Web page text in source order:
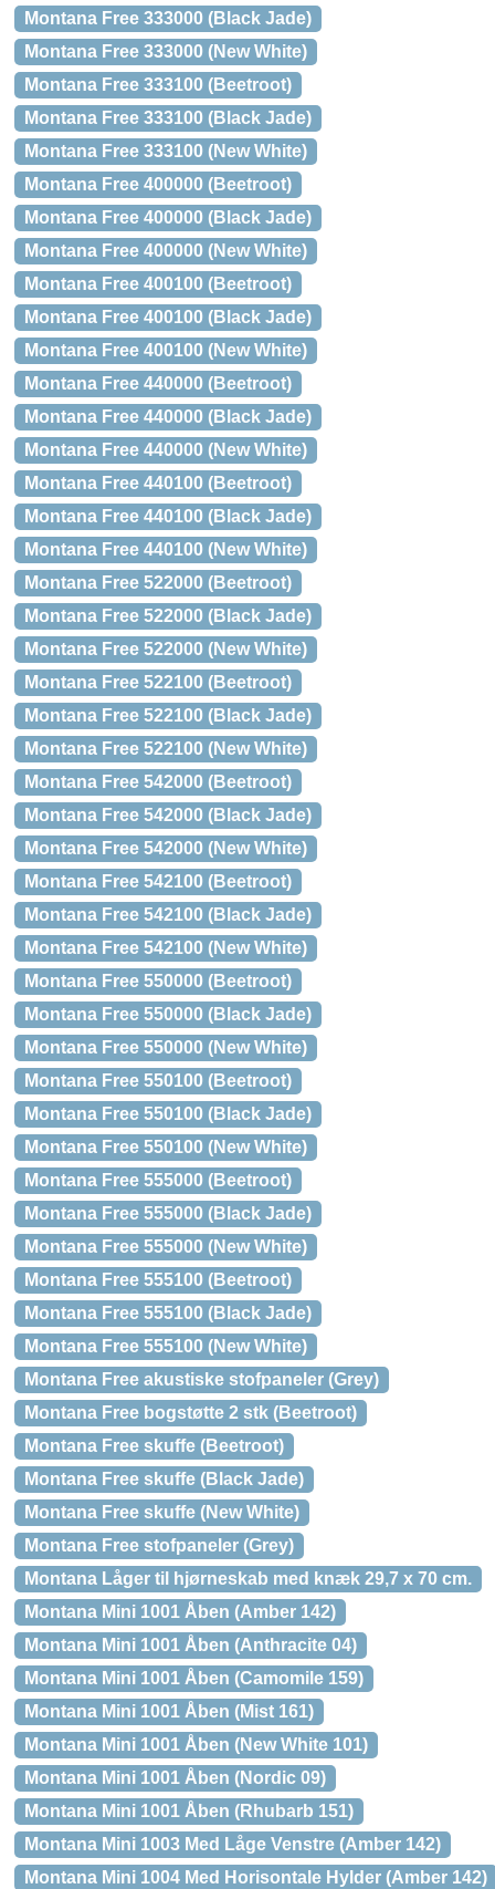
Montana Free 333000 (Black Jade)
Montana Free 333000 (New White)
Montana Free 333100 (Beetroot)
Montana Free 333100 (Black Jade)
Montana Free 333100 (New White)
Montana Free 400000 (Beetroot)
Montana Free 400000 (Black Jade)
Montana Free 400000 (New White)
Montana Free 400100 (Beetroot)
Montana Free 400100 (Black Jade)
Montana Free 400100 (New White)
Montana Free 440000 (Beetroot)
Montana Free 440000 (Black Jade)
Montana Free 440000 (New White)
Montana Free 440100 (Beetroot)
Montana Free 440100 (Black Jade)
Montana Free 440100 (New White)
Montana Free 522000 (Beetroot)
Montana Free 522000 (Black Jade)
Montana Free 522000 (New White)
Montana Free 522100 (Beetroot)
Montana Free 522100 (Black Jade)
Montana Free 522100 (New White)
Montana Free 542000 (Beetroot)
Montana Free 542000 (Black Jade)
Montana Free 542000 (New White)
Montana Free 542100 (Beetroot)
Montana Free 542100 (Black Jade)
Montana Free 542100 (New White)
Montana Free 550000 (Beetroot)
Montana Free 550000 (Black Jade)
Montana Free 550000 (New White)
Montana Free 550100 (Beetroot)
Montana Free 550100 (Black Jade)
Montana Free 550100 (New White)
Montana Free 555000 (Beetroot)
Montana Free 555000 (Black Jade)
Montana Free 555000 (New White)
Montana Free 555100 (Beetroot)
Montana Free 555100 (Black Jade)
Montana Free 555100 (New White)
Montana Free akustiske stofpaneler (Grey)
Montana Free bogstøtte 2 stk (Beetroot)
Montana Free skuffe (Beetroot)
Montana Free skuffe (Black Jade)
Montana Free skuffe (New White)
Montana Free stofpaneler (Grey)
Montana Låger til hjørneskab med knæk 29,7 x 70 cm.
Montana Mini 1001 Åben (Amber 142)
Montana Mini 1001 Åben (Anthracite 04)
Montana Mini 1001 Åben (Camomile 159)
Montana Mini 1001 Åben (Mist 161)
Montana Mini 1001 Åben (New White 101)
Montana Mini 1001 Åben (Nordic 09)
Montana Mini 1001 Åben (Rhubarb 151)
Montana Mini 1003 Med Låge Venstre (Amber 142)
Montana Mini 1004 Med Horisontale Hylder (Amber 142)